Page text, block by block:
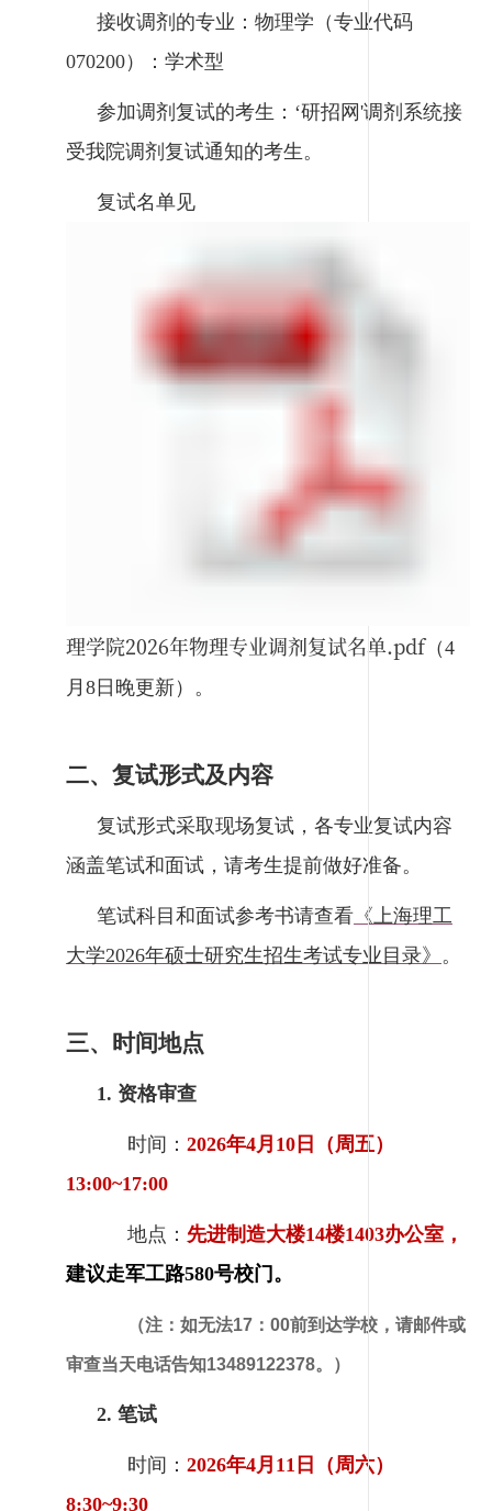
接收调剂的专业：物理学（专业代码
070200）：学术型
参加调剂复试的考生：‘研招网'调剂系统接
受我院调剂复试通知的考生。
复试名单见
理学院2026年物理专业调剂复试名单.pdf（4
月8日晚更新）。
二、复试形式及内容
复试形式采取现场复试，各专业复试内容
涵盖笔试和面试，请考生提前做好准备。
笔试科目和面试参考书请查看 《上海理工
大学2026年硕士研究生招生考试专业目录》 。
三、时间地点
1. 资格审查
时间： 2026年4月10日（周五）
13:00~17:00
地点： 先进制造大楼14楼1403办公室，
建议走军工路580号校门。
（注：如无法17：00前到达学校，请邮件或
审查当天电话告知13489122378。）
2. 笔试
时间： 2026年4月11日（周六）
8:30~9:30